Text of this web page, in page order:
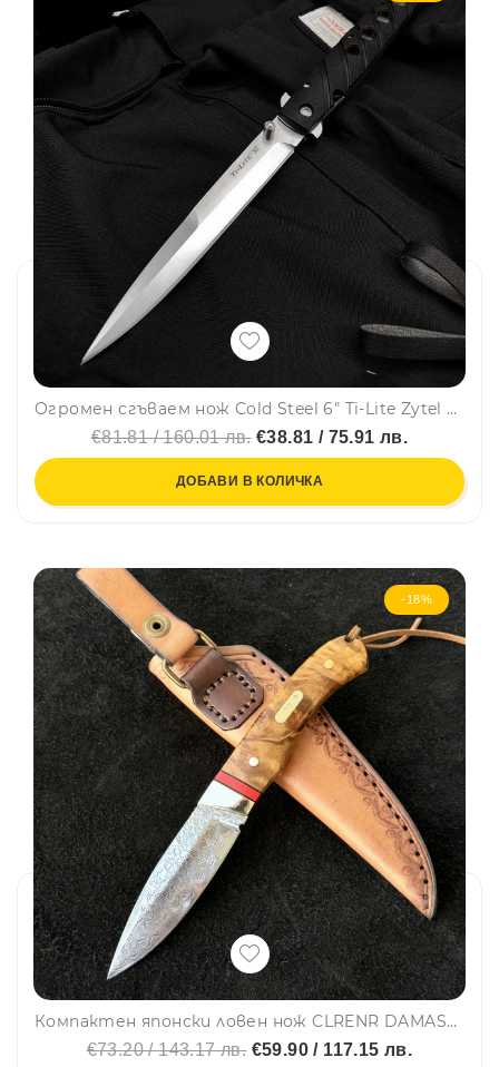
Огромен сгъваем нож Cold Steel 6" Ti-Lite Zytel Handle, стомана AUS-8, 33. см!!!
€81.81 / 160.01 лв.€38.81 / 75.91 лв.
ДОБАВИ В КОЛИЧКА
-18%
Компактен японски ловен нож CLRENR DAMASKUS, фултанг дамаска стомана VG10 69 слоя, дръжка орех и месинг, кожена кания
€73.20 / 143.17 лв.€59.90 / 117.15 лв.